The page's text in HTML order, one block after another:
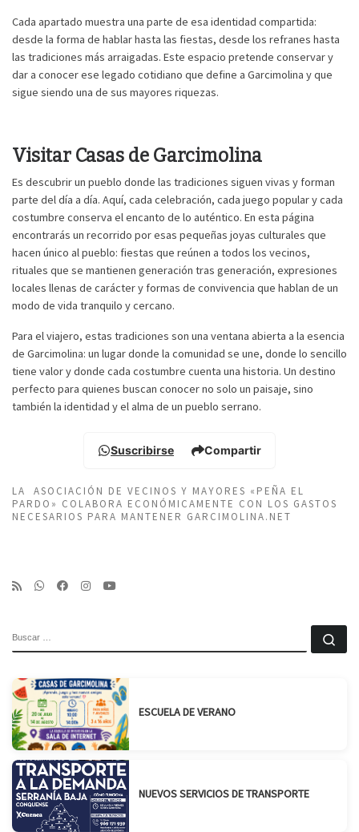
Cada apartado muestra una parte de esa identidad compartida:
desde la forma de hablar hasta las fiestas, desde los refranes hasta
las tradiciones más arraigadas. Este espacio pretende conservar y
dar a conocer ese legado cotidiano que define a Garcimolina y que
sigue siendo una de sus mayores riquezas.
Visitar Casas de Garcimolina
Es descubrir un pueblo donde las tradiciones siguen vivas y forman
parte del día a día. Aquí, cada celebración, cada juego popular y cada
costumbre conserva el encanto de lo auténtico. En esta página
encontrarás un recorrido por esas pequeñas joyas culturales que
hacen único al pueblo: fiestas que reúnen a todos los vecinos,
rituales que se mantienen generación tras generación, expresiones
locales llenas de carácter y formas de convivencia que hablan de un
modo de vida tranquilo y cercano.
Para el viajero, estas tradiciones son una ventana abierta a la esencia
de Garcimolina: un lugar donde la comunidad se une, donde lo sencillo
tiene valor y donde cada costumbre cuenta una historia. Un destino
perfecto para quienes buscan conocer no solo un paisaje, sino
también la identidad y el alma de un pueblo serrano.
Suscribirse Compartir
LA ASOCIACIÓN DE VECINOS Y MAYORES «PEÑA EL
PARDO» COLABORA ECONÓMICAMENTE CON LOS GASTOS
NECESARIOS PARA MANTENER GARCIMOLINA.NET
ESCUELA DE VERANO
NUEVOS SERVICIOS DE TRANSPORTE